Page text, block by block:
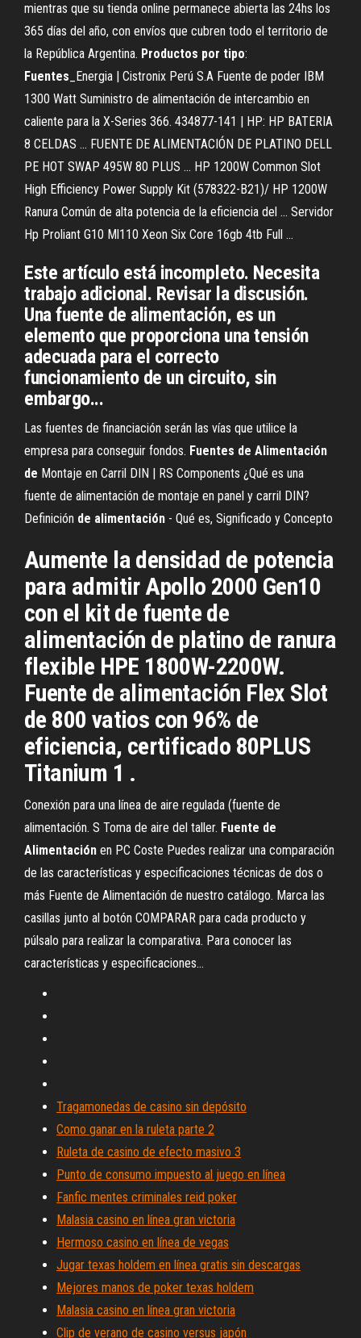
mientras que su tienda online permanece abierta las 24hs los
365 días del año, con envíos que cubren todo el territorio de
la República Argentina. Productos por tipo:
Fuentes _Energia | Cistronix Perú S.A Fuente de poder IBM
1300 Watt Suministro de alimentación de intercambio en
caliente para la X-Series 366. 434877-141 | HP: HP BATERIA
8 CELDAS ... FUENTE DE ALIMENTACIÓN DE PLATINO DELL
PE HOT SWAP 495W 80 PLUS ... HP 1200W Common Slot
High Efficiency Power Supply Kit (578322-B21)/ HP 1200W
Ranura Común de alta potencia de la eficiencia del ... Servidor
Hp Proliant G10 Ml110 Xeon Six Core 16gb 4tb Full ...
Este artículo está incompleto. Necesita
trabajo adicional. Revisar la discusión.
Una fuente de alimentación, es un
elemento que proporciona una tensión
adecuada para el correcto
funcionamiento de un circuito, sin
embargo...
Las fuentes de financiación serán las vías que utilice la
empresa para conseguir fondos. Fuentes de Alimentación
de Montaje en Carril DIN | RS Components ¿Qué es una
fuente de alimentación de montaje en panel y carril DIN?
Definición de alimentación - Qué es, Significado y Concepto
Aumente la densidad de potencia
para admitir Apollo 2000 Gen10
con el kit de fuente de
alimentación de platino de ranura
flexible HPE 1800W-2200W.
Fuente de alimentación Flex Slot
de 800 vatios con 96% de
eficiencia, certificado 80PLUS
Titanium 1 .
Conexión para una línea de aire regulada (fuente de
alimentación. S Toma de aire del taller. Fuente de
Alimentación en PC Coste Puedes realizar una comparación
de las características y especificaciones técnicas de dos o
más Fuente de Alimentación de nuestro catálogo. Marca las
casillas junto al botón COMPARAR para cada producto y
púlsalo para realizar la comparativa. Para conocer las
características y especificaciones...
Tragamonedas de casino sin depósito
Como ganar en la ruleta parte 2
Ruleta de casino de efecto masivo 3
Punto de consumo impuesto al juego en línea
Fanfic mentes criminales reid poker
Malasia casino en línea gran victoria
Hermoso casino en línea de vegas
Jugar texas holdem en línea gratis sin descargas
Mejores manos de poker texas holdem
Malasia casino en línea gran victoria
Clip de verano de casino versus japón